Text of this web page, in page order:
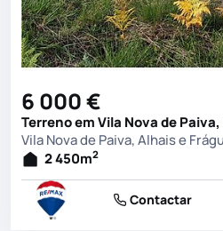
6 000 €
Vila Nova de Paiva, Alhais e
2 450m2
Contactar